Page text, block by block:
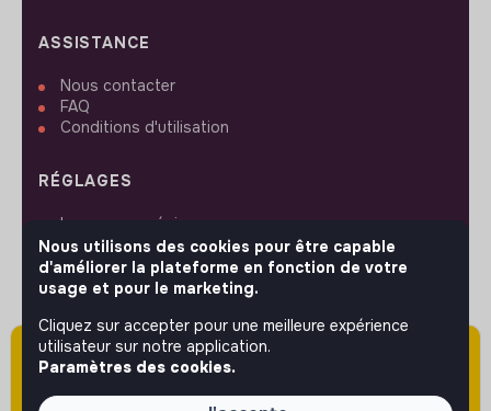
Attention cette annonce a été publiée il y a
plus de 60 jours (le 17/12/2025) et est sans
doute expirée ou non mise à jour.
ASSISTANCE
Nous contacter
FAQ
Conditions d'utilisation
RÉGLAGES
Langues ou régions
Plan du site
Paramètres des cookies
Nous utilisons des cookies pour être capable
d'améliorer la plateforme en fonction de votre
usage et pour le marketing.
Cliquez sur accepter pour une meilleure expérience
utilisateur sur notre application.
Paramètres des cookies.